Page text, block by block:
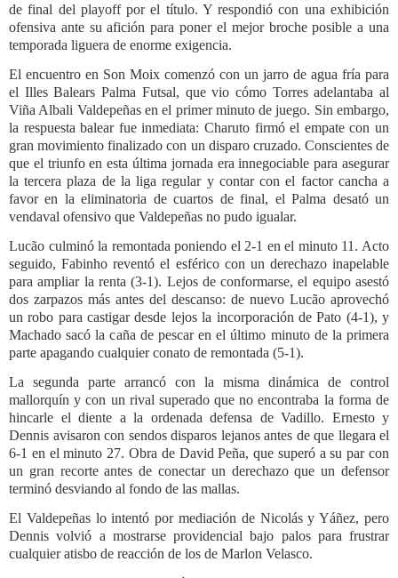
de final del playoff por el título. Y respondió con una exhibición
ofensiva ante su afición para poner el mejor broche posible a una
temporada liguera de enorme exigencia.
El encuentro en Son Moix comenzó con un jarro de agua fría para
el Illes Balears Palma Futsal, que vio cómo Torres adelantaba al
Viña Albali Valdepeñas en el primer minuto de juego. Sin embargo,
la respuesta balear fue inmediata: Charuto firmó el empate con un
gran movimiento finalizado con un disparo cruzado. Conscientes de
que el triunfo en esta última jornada era innegociable para asegurar
la tercera plaza de la liga regular y contar con el factor cancha a
favor en la eliminatoria de cuartos de final, el Palma desató un
vendaval ofensivo que Valdepeñas no pudo igualar.
Lucão culminó la remontada poniendo el 2-1 en el minuto 11. Acto
seguido, Fabinho reventó el esférico con un derechazo inapelable
para ampliar la renta (3-1). Lejos de conformarse, el equipo asestó
dos zarpazos más antes del descanso: de nuevo Lucão aprovechó
un robo para castigar desde lejos la incorporación de Pato (4-1), y
Machado sacó la caña de pescar en el último minuto de la primera
parte apagando cualquier conato de remontada (5-1).
La segunda parte arrancó con la misma dinámica de control
mallorquín y con un rival superado que no encontraba la forma de
hincarle el diente a la ordenada defensa de Vadillo. Ernesto y
Dennis avisaron con sendos disparos lejanos antes de que llegara el
6-1 en el minuto 27. Obra de David Peña, que superó a su par con
un gran recorte antes de conectar un derechazo que un defensor
terminó desviando al fondo de las mallas.
El Valdepeñas lo intentó por mediación de Nicolás y Yáñez, pero
Dennis volvió a mostrarse providencial bajo palos para frustrar
cualquier atisbo de reacción de los de Marlon Velasco.